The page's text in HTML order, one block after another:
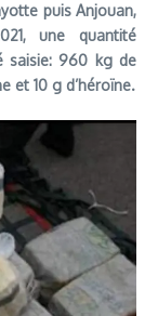
puis Anjouan,
une quantité
saisie: 960 kg de
et 10 g d’héroïne.